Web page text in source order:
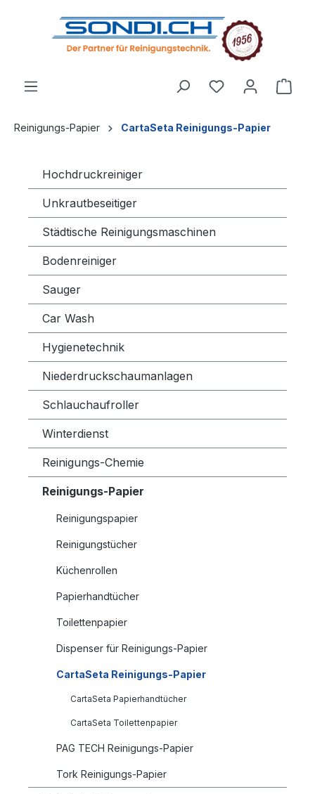
springen
Reinigungs-Papier CartaSeta Reinigungs-Papier
Hochdruckreiniger
Unkrautbeseitiger
Städtische Reinigungsmaschinen
Bodenreiniger
Sauger
Car Wash
Hygienetechnik
Niederdruckschaumanlagen
Schlauchaufroller
Winterdienst
Reinigungs-Chemie
Reinigungs-Papier
Reinigungspapier
Reinigungstücher
Küchenrollen
Papierhandtücher
Toilettenpapier
Dispenser für Reinigungs-Papier
CartaSeta Reinigungs-Papier
CartaSeta Papierhandtücher
CartaSeta Toilettenpapier
PAG TECH Reinigungs-Papier
Tork Reinigungs-Papier